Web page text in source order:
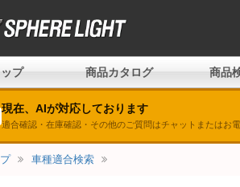
ップ 商品カタログ 商品
現在、AIが対応しております
適合確認・在庫確認・その他のご質問はチャットまたはお
車種適合検索